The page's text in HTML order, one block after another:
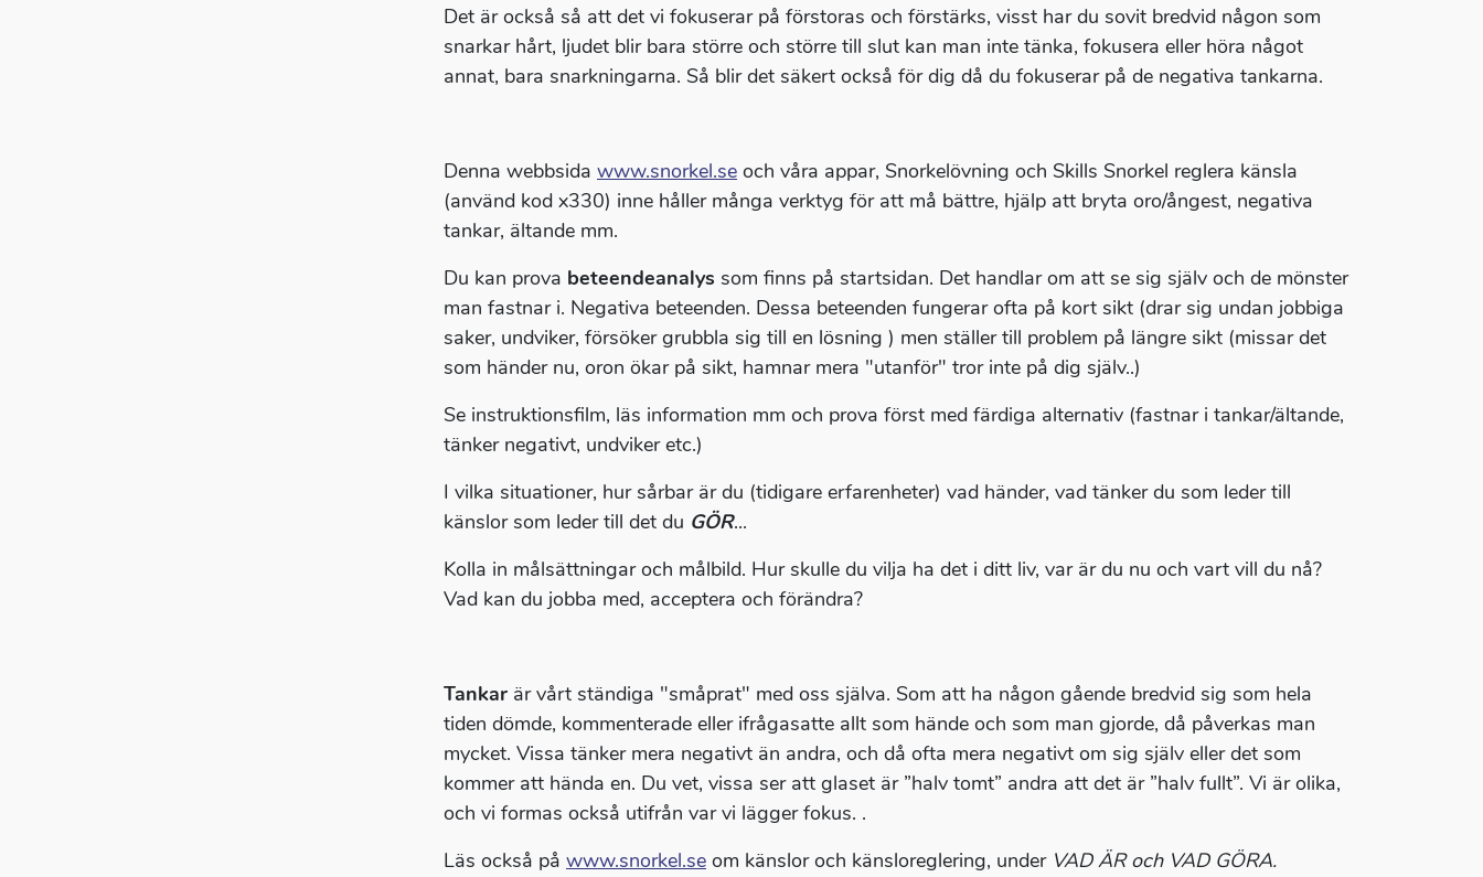
Det är också så att det vi fokuserar på förstoras och förstärks, visst har du sovit bredvid någon som
snarkar hårt, ljudet blir bara större och större till slut kan man inte tänka, fokusera eller höra något
annat, bara snarkningarna. Så blir det säkert också för dig då du fokuserar på de negativa tankarna.
Denna webbsida www.snorkel.se och våra appar, Snorkelövning och Skills Snorkel reglera känsla
(använd kod x330) inne håller många verktyg för att må bättre, hjälp att bryta oro/ångest, negativa
tankar, ältande mm.
Du kan prova beteendeanalys som finns på startsidan. Det handlar om att se sig själv och de mönster
man fastnar i. Negativa beteenden. Dessa beteenden fungerar ofta på kort sikt (drar sig undan jobbiga
saker, undviker, försöker grubbla sig till en lösning ) men ställer till problem på längre sikt (missar det
som händer nu, oron ökar på sikt, hamnar mera "utanför" tror inte på dig själv..)
Se instruktionsfilm, läs information mm och prova först med färdiga alternativ (fastnar i tankar/ältande,
tänker negativt, undviker etc.)
I vilka situationer, hur sårbar är du (tidigare erfarenheter) vad händer, vad tänker du som leder till
känslor som leder till det du GÖR...
Kolla in målsättningar och målbild. Hur skulle du vilja ha det i ditt liv, var är du nu och vart vill du nå?
Vad kan du jobba med, acceptera och förändra?
Tankar är vårt ständiga "småprat" med oss själva. Som att ha någon gående bredvid sig som hela
tiden dömde, kommenterade eller ifrågasatte allt som hände och som man gjorde, då påverkas man
mycket. Vissa tänker mera negativt än andra, och då ofta mera negativt om sig själv eller det som
kommer att hända en. Du vet, vissa ser att glaset är ”halv tomt” andra att det är ”halv fullt”. Vi är olika,
och vi formas också utifrån var vi lägger fokus. .
Läs också på www.snorkel.se om känslor och känsloreglering, under VAD ÄR och VAD GÖRA.